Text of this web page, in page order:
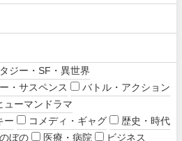
ジー・SF・異世界
・サスペンス
バトル・アクション
ューマンドラマ
ー
コメディ・ギャグ
歴史・時代
ぼの 医療・病院 ビジネス